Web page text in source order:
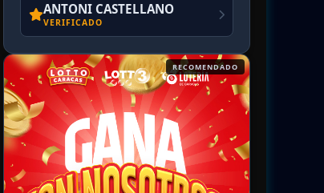
ANTONI CASTELLANO
VERIFICADO
RECOMENDADO